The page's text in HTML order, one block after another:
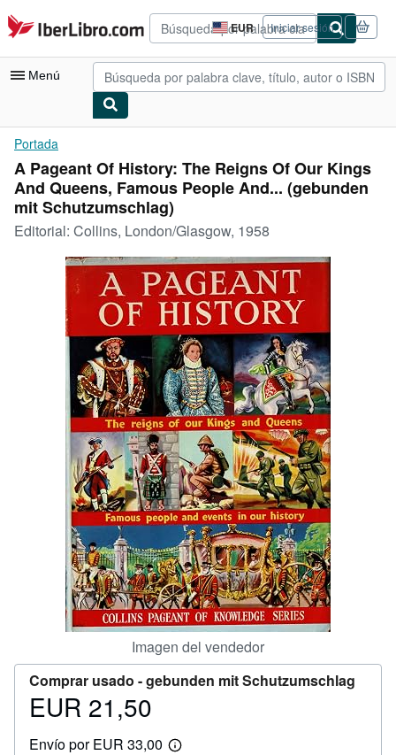
Pasar al contenido principal
IberLibro.com EUR
Preferencias
de
compra
del
Iniciar sesión
Menú
Mi cuenta
Consultar mis pedidos
Búsqueda avanzada
Colecciones
Libros antiguos
Arte y coleccionismo
Vendedores
Comenzar a vender
CERRAR
Portada
A Pageant Of History: The Reigns Of Our Kings
And Queens, Famous People And... (gebunden
mit Schutzumschlag)
Editorial: Collins, London/Glasgow, 1958
Imagen del vendedor
Comprar usado -gebunden mit Schutzumschlag
Precio
21,50
EUR 21,50
Envío por EUR 33,00
Más